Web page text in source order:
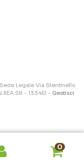
0
Legale Via Stentinello
SR - 133451 - Gestisci